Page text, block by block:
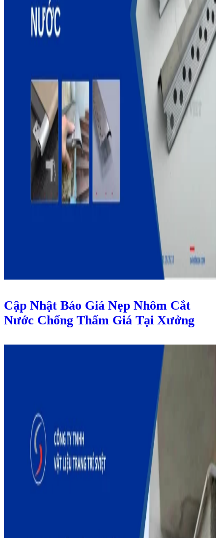
Cập Nhật Báo Giá Nẹp Nhôm Cắt
Nước Chống Thấm Giá Tại Xưởng